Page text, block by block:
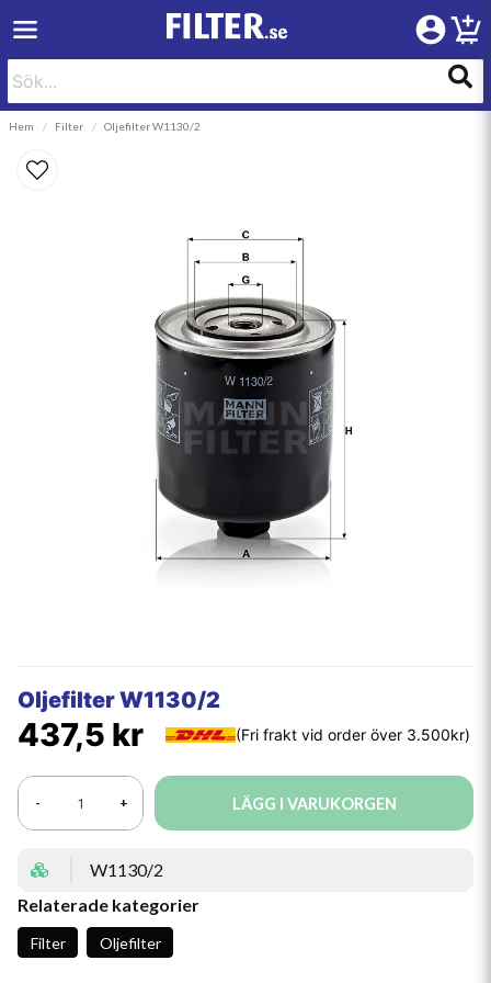
Hem Filter Oljefilter W1130/2
Oljefilter W1130/2
437,5 kr
- + LÄGG I VARUKORGEN
W1130/2
Relaterade kategorier
Filter Oljefilter